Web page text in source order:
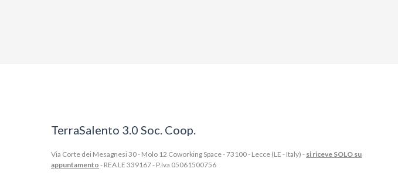
TerraSalento 3.0 Soc. Coop.
Via Corte dei Mesagnesi 30 - Molo 12 Coworking Space - 73100 - Lecce (LE - Italy) - si riceve SOLO su
appuntamento - REA LE 339167 - P.Iva 05061500756